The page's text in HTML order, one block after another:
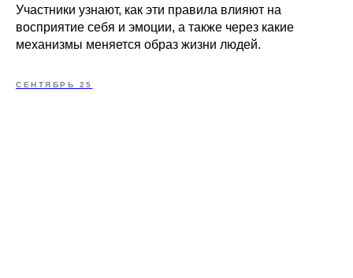
Участники узнают, как эти правила влияют на
восприятие себя и эмоции, а также через какие
механизмы меняется образ жизни людей.
СЕНТЯБРЬ 25